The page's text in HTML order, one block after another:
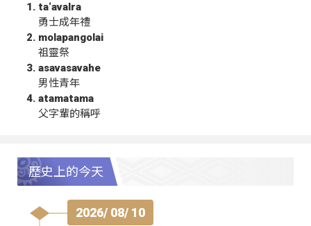
ta‘avalra
勇士成年禮
molapangolai
祖靈祭
asavasavahe
男性青年
atamatama
父字輩的稱呼
歷史上的今天
2026/ 08/ 10